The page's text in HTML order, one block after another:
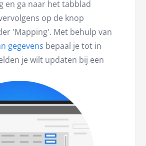
en ga naar het tabblad
op de knop
'Mapping'. Met behulp van
gegevens bepaal je tot in
je wilt updaten bij een